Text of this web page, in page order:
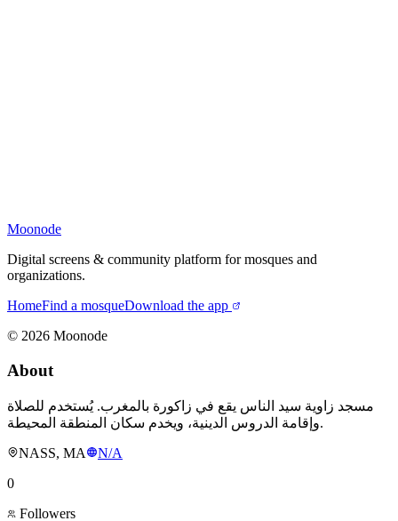
Moonode
Digital screens & community platform for mosques and
organizations.
HomeFind a mosqueDownload the app
© 2026 Moonode
About
مسجد زاوية سيد الناس يقع في زاكورة بالمغرب. يُستخدم للصلاة
وإقامة الدروس الدينية، ويخدم سكان المنطقة المحيطة.
NASS, MA
N/A
0
Followers